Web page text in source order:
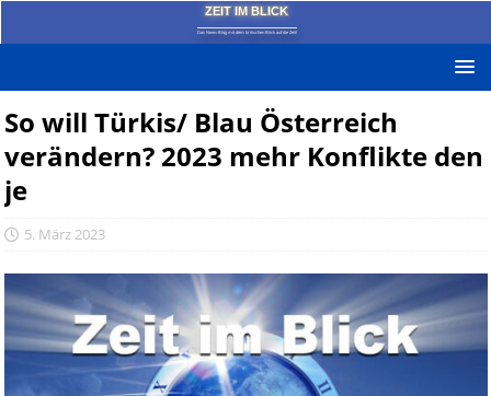
ZEIT IM BLICK
Das News-Blog mit dem kritischen Blick auf die Zeit!
So will Türkis/ Blau Österreich
verändern? 2023 mehr Konflikte den
je
5. März 2023